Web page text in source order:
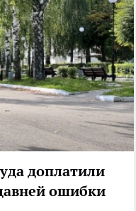
доплатили
ошибки